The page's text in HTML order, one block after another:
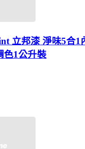
立邦漆 淨味5合1
色1公升裝